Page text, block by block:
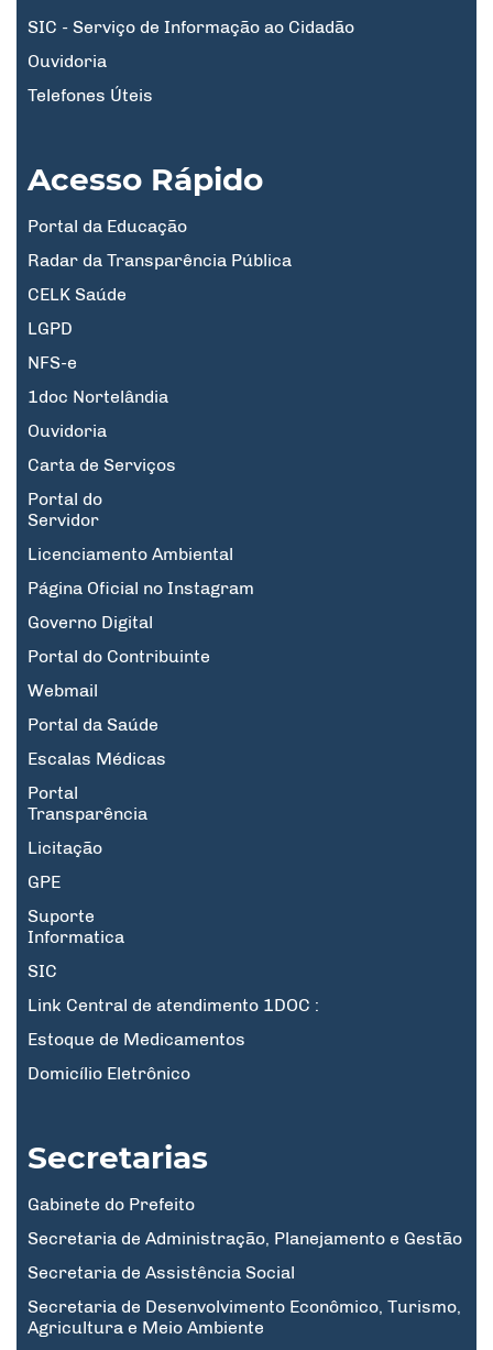
SIC - Serviço de Informação ao Cidadão
Ouvidoria
Telefones Úteis
Acesso Rápido
Portal da Educação
Radar da Transparência Pública
CELK Saúde
LGPD
NFS-e
1doc Nortelândia
Ouvidoria
Carta de Serviços
Portal do
Servidor
Licenciamento Ambiental
Página Oficial no Instagram
Governo Digital
Portal do Contribuinte
Webmail
Portal da Saúde
Escalas Médicas
Portal
Transparência
Licitação
GPE
Suporte
Informatica
SIC
Link Central de atendimento 1DOC :
Estoque de Medicamentos
Domicílio Eletrônico
Secretarias
Gabinete do Prefeito
Secretaria de Administração, Planejamento e Gestão
Secretaria de Assistência Social
Secretaria de Desenvolvimento Econômico, Turismo,
Agricultura e Meio Ambiente